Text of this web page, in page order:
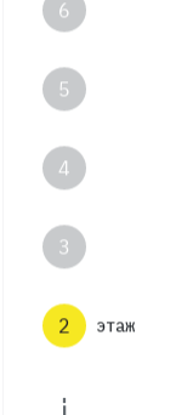
6
5
4
3
2 этаж